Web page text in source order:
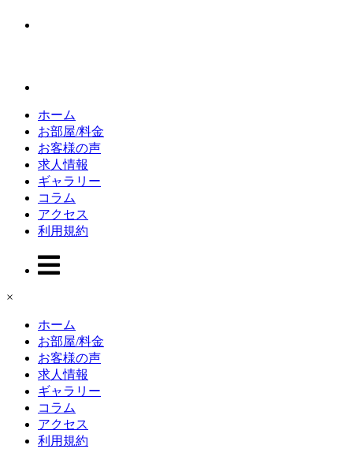
ホーム
お部屋/料金
お客様の声
求人情報
ギャラリー
コラム
アクセス
利用規約
×
ホーム
お部屋/料金
お客様の声
求人情報
ギャラリー
コラム
アクセス
利用規約